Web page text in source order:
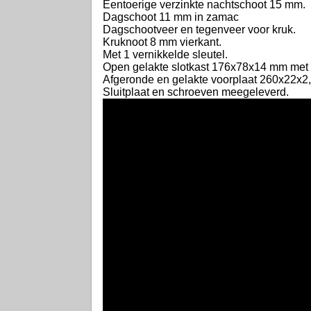
Eentoerige verzinkte nachtschoot 15 mm.
Dagschoot 11 mm in zamac
Dagschootveer en tegenveer voor kruk.
Kruknoot 8 mm vierkant.
Met 1 vernikkelde sleutel.
Open gelakte slotkast 176x78x14 mm met
Afgeronde en gelakte voorplaat
Sluitplaat en schroeven meegeleverd.